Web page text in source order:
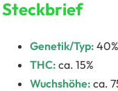
Steckbrief
Genetik/Typ:
THC: ca. 15%
Wuchshöhe: ca.